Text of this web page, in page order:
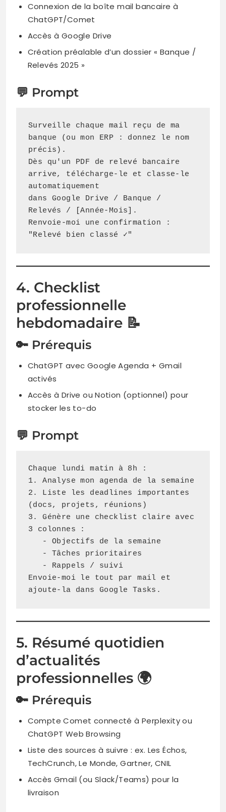
Connexion de la boîte mail bancaire à
ChatGPT/Comet
Accès à Google Drive
Création préalable d’un dossier « Banque /
Relevés 2025 »
💬 Prompt
Surveille chaque mail reçu de ma
banque (ou mon ERP : donnez le nom
précis).
Dès qu'un PDF de relevé bancaire
arrive, télécharge-le et classe-le
automatiquement
dans Google Drive / Banque /
Relevés / [Année-Mois].
Renvoie-moi une confirmation :
"Relevé bien classé ✓"
4. Checklist
professionnelle
hebdomadaire 📝
🔑 Prérequis
ChatGPT avec Google Agenda + Gmail
activés
Accès à Drive ou Notion (optionnel) pour
stocker les to-do
💬 Prompt
Chaque lundi matin à 8h :
1. Analyse mon agenda de la semaine
2. Liste les deadlines importantes
(docs, projets, réunions)
3. Génère une checklist claire avec
3 colonnes :
Envoie-moi le tout par mail et
ajoute-la dans Google Tasks.
5. Résumé quotidien
d’actualités
professionnelles 🌍
🔑 Prérequis
Compte Comet connecté à Perplexity ou
ChatGPT Web Browsing
Liste des sources à suivre : ex. Les Échos,
TechCrunch, Le Monde, Gartner, CNIL
Accès Gmail (ou Slack/Teams) pour la
livraison